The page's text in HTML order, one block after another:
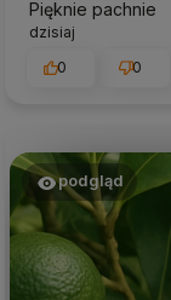
Pięknie pachnie
dzisiaj
0
0
podgląd